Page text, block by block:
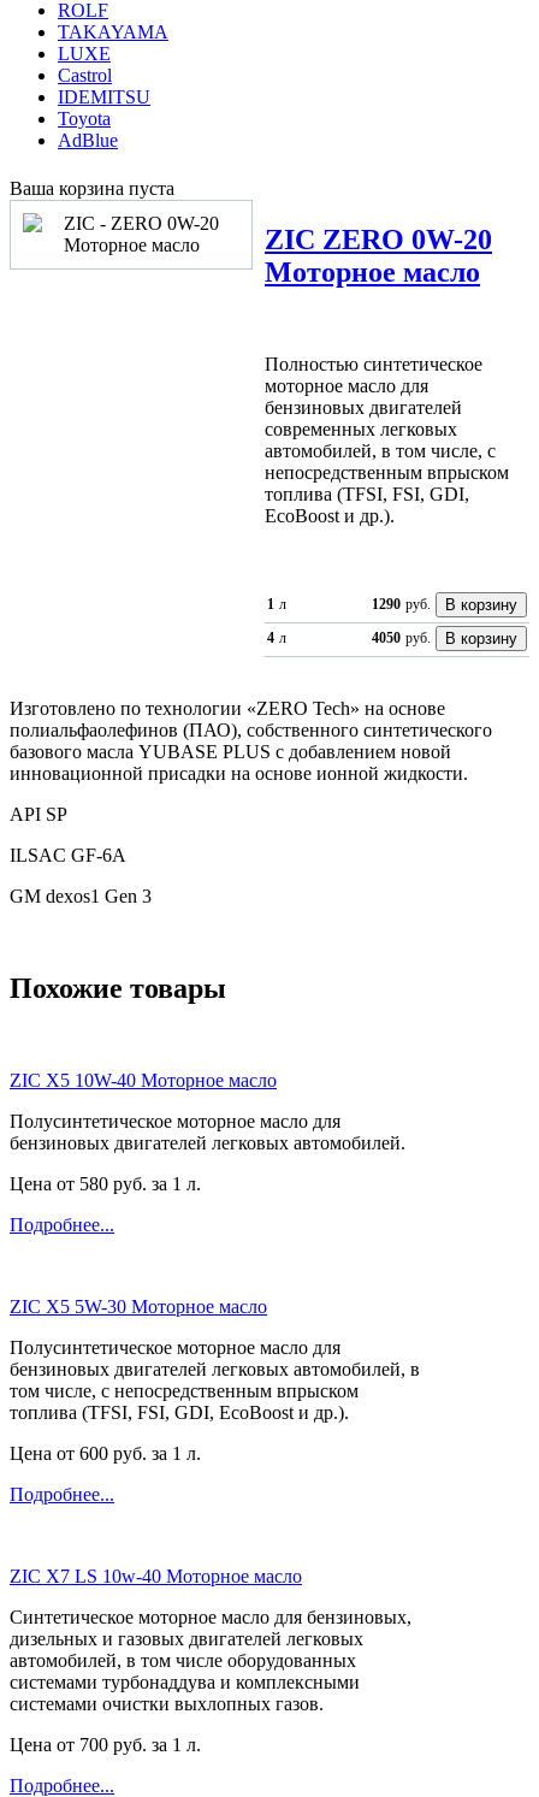
ROLF
TAKAYAMA
LUXE
Castrol
IDEMITSU
Toyota
AdBlue
Ваша корзина пуста
ZIC ZERO 0W-20
Моторное масло
Полностью синтетическое
моторное масло для
бензиновых двигателей
современных легковых
автомобилей, в том числе, с
непосредственным впрыском
топлива (TFSI, FSI, GDI,
EcoBoost и др.).
1 л 1290 руб.
4 л 4050 руб.
Изготовлено по технологии «ZERO Tech» на основе
полиальфаолефинов (ПАО), собственного синтетического
базового масла YUBASE PLUS с добавлением новой
инновационной присадки на основе ионной жидкости.
API SP
ILSAC GF-6A
GM dexos1 Gen 3
Похожие товары
ZIC X5 10W-40 Моторное масло
Полусинтетическое моторное масло для
бензиновых двигателей легковых автомобилей.
Цена от 580 руб. за 1 л.
Подробнее...
ZIC X5 5W-30 Моторное масло
Полусинтетическое моторное масло для
бензиновых двигателей легковых автомобилей, в
том числе, с непосредственным впрыском
топлива (TFSI, FSI, GDI, EcoBoost и др.).
Цена от 600 руб. за 1 л.
Подробнее...
ZIC X7 LS 10w-40 Моторное масло
Синтетическое моторное масло для бензиновых,
дизельных и газовых двигателей легковых
автомобилей, в том числе оборудованных
системами турбонаддува и комплексными
системами очистки выхлопных газов.
Цена от 700 руб. за 1 л.
Подробнее...